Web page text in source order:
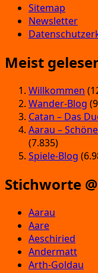
Sitemap
Newsletter
Meist
Willkommen
Wander-Blog
Catan – Das
Aarau –
(7.835)
Spiele-Blog
Stichworte
Aarau
Aare
Aeschiried
Andermatt
Arth-Goldau